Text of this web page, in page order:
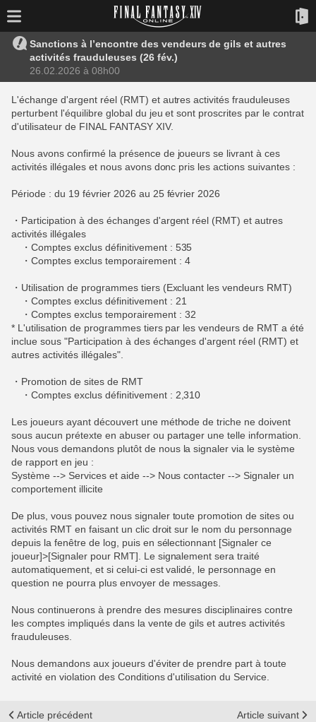
Sanctions à l’encontre des vendeurs de gils et autres
activités frauduleuses (26 fév.)
26.02.2026 à 08h00
L'échange d'argent réel (RMT) et autres activités frauduleuses
perturbent l'équilibre global du jeu et sont proscrites par le contrat
d'utilisateur de FINAL FANTASY XIV.
Nous avons confirmé la présence de joueurs se livrant à ces
activités illégales et nous avons donc pris les actions suivantes :
Période : du 19 février 2026 au 25 février 2026
・Participation à des échanges d'argent réel (RMT) et autres
activités illégales
・Comptes exclus définitivement : 535
・Comptes exclus temporairement : 4
・Utilisation de programmes tiers (Excluant les vendeurs RMT)
・Comptes exclus définitivement : 21
・Comptes exclus temporairement : 32
* L'utilisation de programmes tiers par les vendeurs de RMT a été
inclue sous "Participation à des échanges d'argent réel (RMT) et
autres activités illégales".
・Promotion de sites de RMT
・Comptes exclus définitivement : 2,310
Les joueurs ayant découvert une méthode de triche ne doivent
sous aucun prétexte en abuser ou partager une telle information.
Nous vous demandons plutôt de nous la signaler via le système
de rapport en jeu :
Système --> Services et aide --> Nous contacter --> Signaler un
comportement illicite
De plus, vous pouvez nous signaler toute promotion de sites ou
activités RMT en faisant un clic droit sur le nom du personnage
depuis la fenêtre de log, puis en sélectionnant [Signaler ce
joueur]>[Signaler pour RMT]. Le signalement sera traité
automatiquement, et si celui-ci est validé, le personnage en
question ne pourra plus envoyer de messages.
Nous continuerons à prendre des mesures disciplinaires contre
les comptes impliqués dans la vente de gils et autres activités
frauduleuses.
Nous demandons aux joueurs d'éviter de prendre part à toute
activité en violation des Conditions d'utilisation du Service.
Article précédent Article suivant